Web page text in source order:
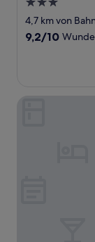
3.0-
Sterne-
Unterkunft
4,7 km von
9.2
Bewertungen)
9,2/10